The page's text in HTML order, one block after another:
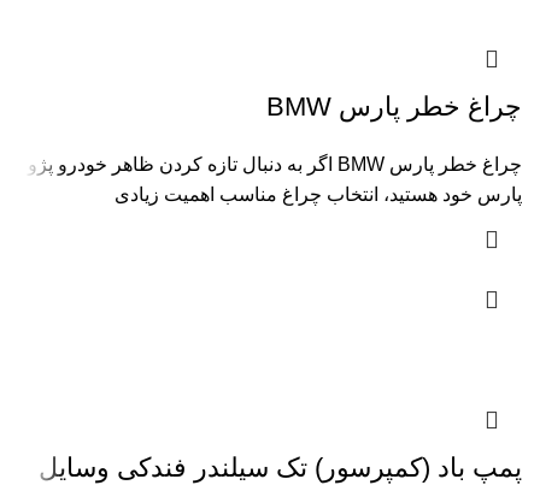
چراغ خطر پارس BMW
چراغ خطر پارس BMW اگر به دنبال تازه کردن ظاهر خودرو پژو
پارس خود هستید، انتخاب چراغ مناسب اهمیت زیادی
پمپ باد (کمپرسور) تک سیلندر فندکی وسایل